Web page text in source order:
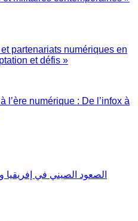
partenariats numériques en
et défis »
l’ère numérique : De l’infox à